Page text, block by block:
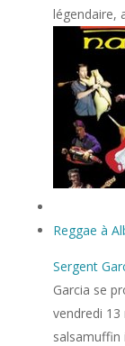
légendaire,
Reggae à
Sergent
Garcia se
vendredi 13
salsamuffin